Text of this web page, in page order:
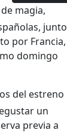
magia,
junto
por Francia,
domingo
del estreno
un
previa a